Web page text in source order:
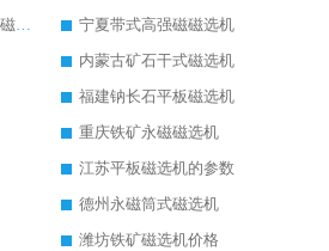
海南永磁筒式磁选机有强磁的吗
宁夏带式高强磁磁选机
内蒙古矿石干式磁选机
福建钠长石平板磁选机
重庆铁矿永磁磁选机
江苏平板磁选机的参数
德州永磁筒式磁选机
潍坊铁矿磁选机价格